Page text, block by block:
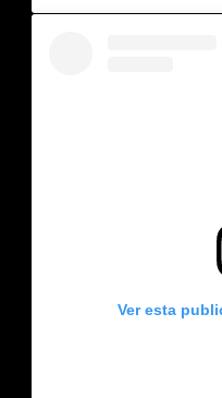
Ver esta